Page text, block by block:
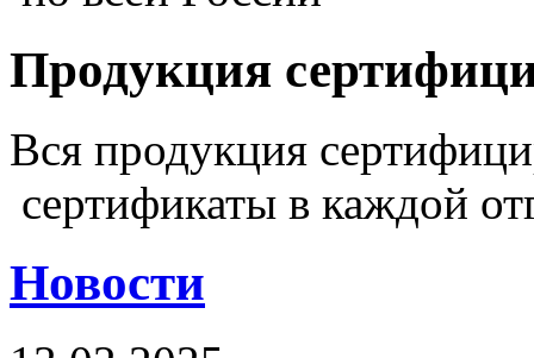
Продукция
Вся продукция
сертификаты в каждой
Новости